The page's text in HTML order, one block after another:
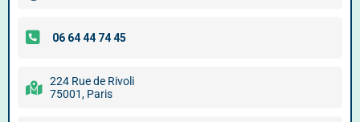
224 Rue de Rivoli
75001, Paris